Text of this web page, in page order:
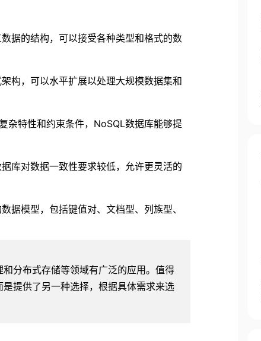
据的结构，可以接受各种类型和格式的数
构，可以水平扩展以处理大规模数据集和
杂特性和约束条件，NoSQL数据库能够提
库对数据一致性要求较低，允许更灵活的
据模型，包括键值对、文档型、列族型、
分布式存储等领域有广泛的应用。值得
提供了另一种选择，根据具体需求来选